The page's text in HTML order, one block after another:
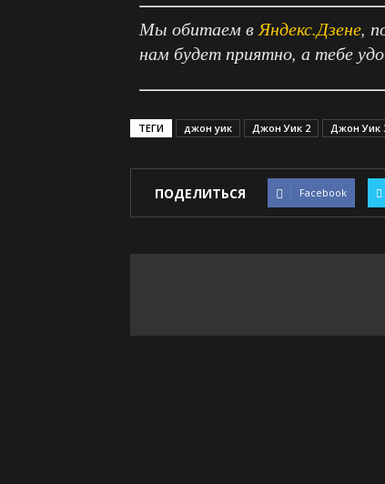
Мы обитаем в Яндекс.Дзене,
нам будет приятно, а тебе
ТЕГИ джон уик Джон Уик 2 Джон Уик
ПОДЕЛИТЬСЯ Facebook